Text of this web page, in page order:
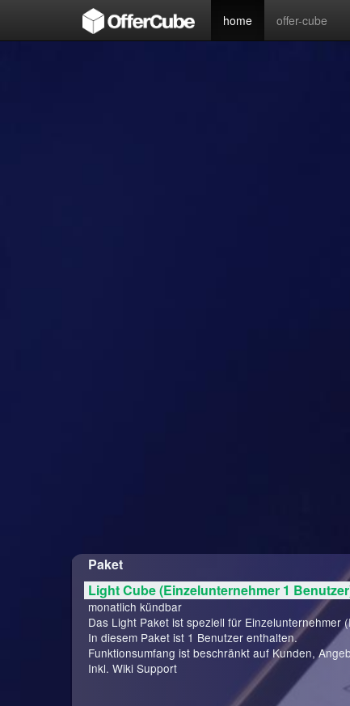
home offer-cube
Paket
Light Cube (Einzelunternehmer 1
monatlich kündbar
Das Light Paket ist speziell für Einzelunternehmer
In diesem Paket ist 1 Benutzer enthalten.
Funktionsumfang ist beschränkt auf Kunden,
Inkl. Wiki Support